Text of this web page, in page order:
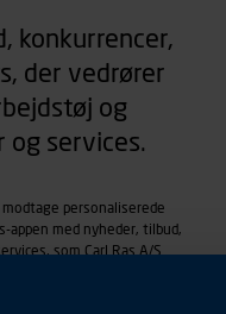
konkurrencer,
der vedrører
og
og services.
personaliserede
appen med nyheder, tilbud,
som Carl Ras A/S